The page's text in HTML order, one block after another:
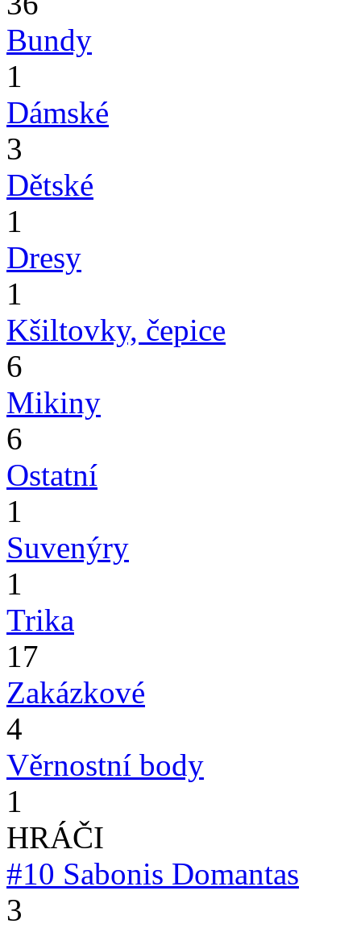
Bundy
1
Dámské
3
Dětské
1
Dresy
1
Kšiltovky, čepice
6
Mikiny
6
Ostatní
1
Suvenýry
1
Trika
17
Zakázkové
4
Věrnostní body
1
HRÁČI
#10 Sabonis Domantas
3